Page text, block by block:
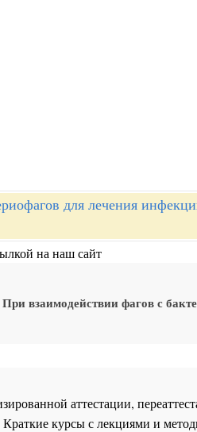
для лечения
на наш сайт
При взаимодействии фагов с
аттестации,
курсы с лекциями и